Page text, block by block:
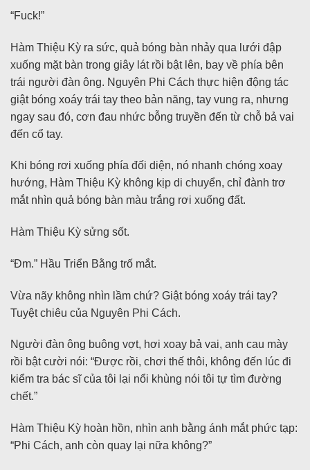
“Fuck!”
Hàm Thiệu Kỳ ra sức, quả bóng bàn nhảy qua lưới đập
xuống mặt bàn trong giây lát rồi bật lên, bay về phía bên
trái người đàn ông. Nguyên Phi Cách thực hiện động tác
giật bóng xoáy trái tay theo bản năng, tay vung ra, nhưng
ngay sau đó, cơn đau nhức bỗng truyền đến từ chỗ bả vai
đến cổ tay.
Khi bóng rơi xuống phía đối diện, nó nhanh chóng xoay
hướng, Hàm Thiệu Kỳ không kịp di chuyển, chỉ đành trơ
mắt nhìn quả bóng bàn màu trắng rơi xuống đất.
Hàm Thiệu Kỳ sửng sốt.
“Đm.” Hầu Triển Bằng trố mắt.
Vừa nãy không nhìn lầm chứ? Giật bóng xoáy trái tay?
Tuyệt chiêu của Nguyên Phi Cách.
Người đàn ông buông vợt, hơi xoay bả vai, anh cau mày
rồi bật cười nói: “Được rồi, chơi thế thôi, không đến lúc đi
kiểm tra bác sĩ của tôi lại nổi khùng nói tôi tự tìm đường
chết.”
Hàm Thiệu Kỳ hoàn hồn, nhìn anh bằng ánh mắt phức tạp:
“Phi Cách, anh còn quay lại nữa không?”